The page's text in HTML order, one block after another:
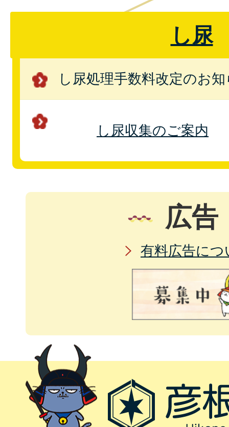
し尿
し尿処理手数料改定のお
し尿収集のご案内
広告
有料広告につ